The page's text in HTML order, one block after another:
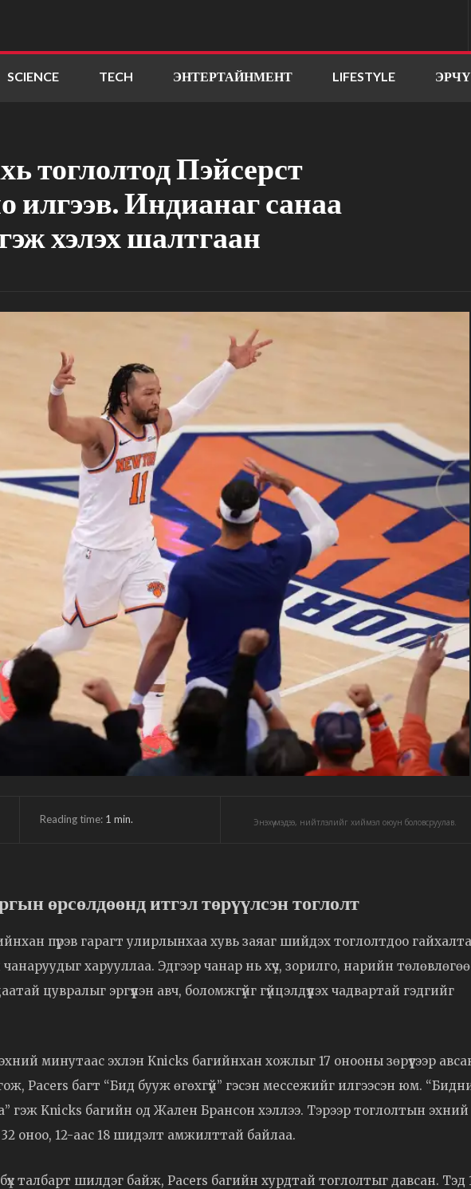
SCIENCE TECH ЭНТЕРТАЙНМЕНТ LIFESTYLE
тоглолтод Пэйсерст
илгээв. Индианаг санаа
хэлэх шалтгаан
Reading time: 1 min. Энэхүү мэдээ, нийтлэлийг хиймэл оюун боловсруулав.
өрсөлдөөнд итгэл төрүүлсэн тоглолт
пүрэв гарагт улирлынхаа хувь заяаг шийдэх тоглолтдоо
чанаруудыг харууллаа. Эдгээр чанар нь хүч, зорилго, нарийн төлөвлөгөө
цувралыг эргүүлэн авч, боломжгүйг гүйцэлдүүлэх чадвартай гэдгийг
минутаас эхлэн Knicks багийнхан хожлыг 17 онооны зөрүүгээр
Pacers багт “Бид бууж өгөхгүй” гэсэн мессежийг илгээсэн юм.
гэж Knicks багийн од Жален Брансон хэллээ. Тэрээр тоглолтын эхний
оноо, 12-аас 18 шидэлт амжилттай байлаа.
талбарт шилдэг байж, Pacers багийн хурдтай тоглолтыг давсан. Тэд